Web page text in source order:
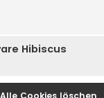
Hibiscus
Alle Cookies löschen